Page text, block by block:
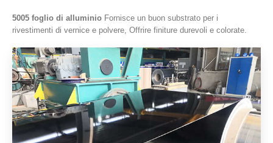
5005 foglio di alluminio Fornisce un buon substrato per i
rivestimenti di vernice e polvere, Offrire finiture durevoli e colorate.